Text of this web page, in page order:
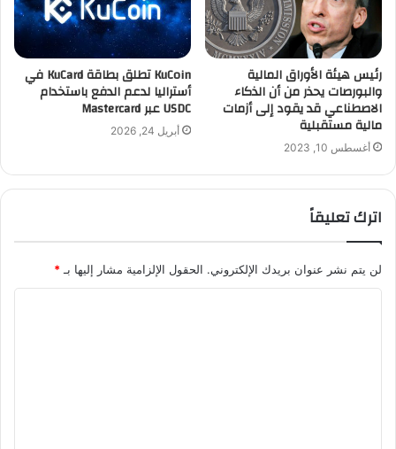
رئيس هيئة الأوراق المالية
والبورصات يحذر من أن الذكاء
الاصطناعي قد يقود إلى أزمات
مالية مستقبلية
أغسطس 10, 2023
KuCoin تطلق بطاقة KuCard في
أستراليا لدعم الدفع باستخدام
USDC عبر Mastercard
أبريل 24, 2026
اترك تعليقاً
لن يتم نشر عنوان بريدك الإلكتروني. الحقول الإلزامية مشار إليها بـ*